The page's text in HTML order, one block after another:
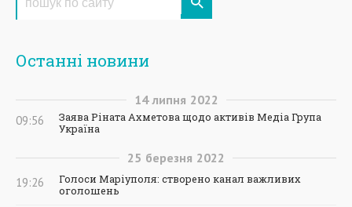
Останні новини
14 липня 2022
09:56
Заява Ріната Ахметова щодо активів Медіа Група
Україна
25 березня 2022
19:26
Голоси Маріуполя: створено канал важливих
оголошень